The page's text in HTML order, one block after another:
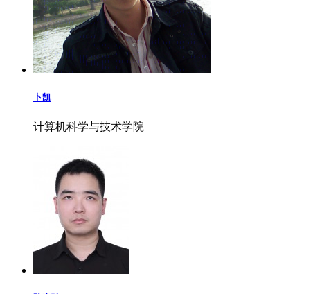
卜凯
计算机科学与技术学院